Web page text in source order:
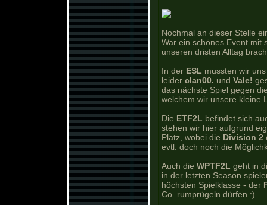
Nochmal an dieser Stelle
War ein schönes Event mit
unseren dristen Alltag
In der ESL mussten wir
leider clan00. und Vale!
das nächste Spiel gegen
welchem wir unsere kleine
Die ETF2L befindet sich
stehen wir hier aufgrund
Platz, wobei die Division 2
evtl. doch noch die
Auch die WPTF2L geht in
in der letzten Season
höchsten Spielklasse - der
Co. rumprügeln dürfen :)